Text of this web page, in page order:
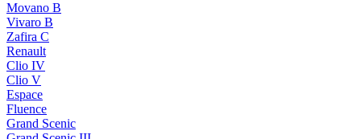
Movano B
Vivaro B
Zafira C
Renault
Clio IV
Clio V
Espace
Fluence
Grand Scenic